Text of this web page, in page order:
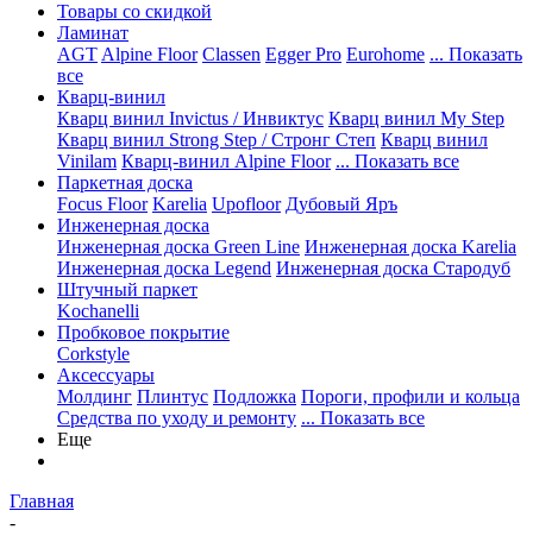
Товары со скидкой
Ламинат
AGT Alpine Floor Classen Egger Pro Eurohome ... Показать
все
Кварц-винил
Кварц винил Invictus / Инвиктус Кварц винил My Step
Кварц винил Strong Step / Стронг Степ Кварц винил
Vinilam Кварц-винил Alpine Floor ... Показать все
Паркетная доска
Focus Floor Karelia Upofloor Дубовый Яръ
Инженерная доска
Инженерная доска Green Line Инженерная доска Karelia
Инженерная доска Legend Инженерная доска Стародуб
Штучный паркет
Kochanelli
Пробковое покрытие
Corkstyle
Аксессуары
Молдинг Плинтус Подложка Пороги, профили и кольца
Средства по уходу и ремонту ... Показать все
Еще
Главная
-